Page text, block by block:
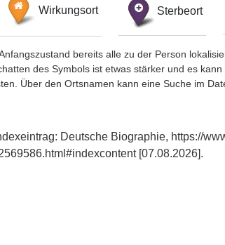
Wirkungsort Sterbeort
bereits alle zu der Person
des Symbols ist etwas stärker und es
Über den Ortsnamen kann eine Suche im
Deutsche Biographie, https://
[07.08.2026].